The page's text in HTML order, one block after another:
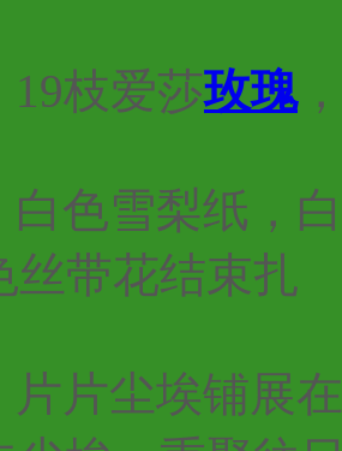
枝爱莎玫瑰
白色雪梨纸，
丝带花结束扎
片片尘埃铺展